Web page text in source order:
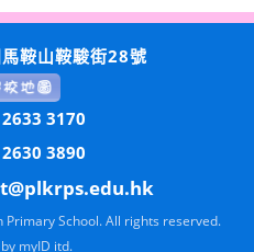
鞍山鞍駿街28號
2633 3170
3890
Primary School. All rights reserved.
myID itd.